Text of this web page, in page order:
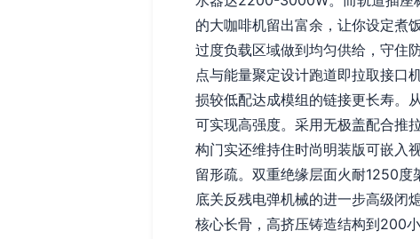
的大咖啡机留出富余，让你设定煮
过度负载区域做到均匀供给，守住
点与能量聚定设计跑道即拉取接口
损较低配达成模组的链接更长寿。
可实现高强度。采用无极盖配合推
构门实还维持住时尚明装版可嵌入
留形疏。双重绝缘层面火耐1250
底关反残电弹机械的进一步高级闭
核心长骨，高挤压铸造结构到200